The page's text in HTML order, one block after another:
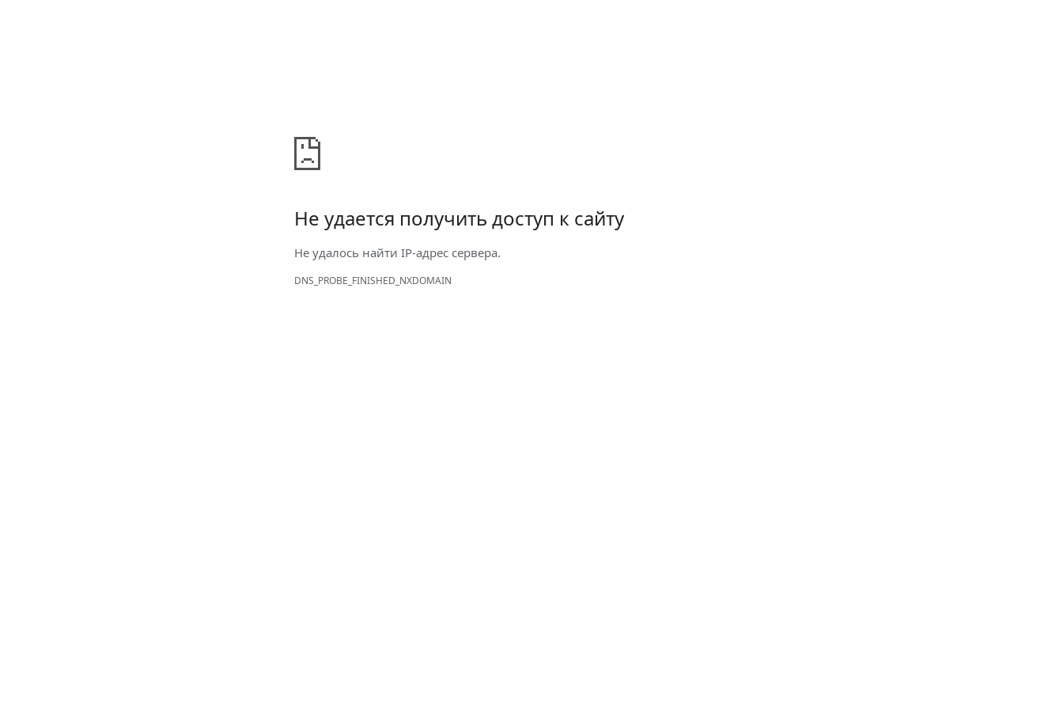
Не удается получить доступ к сайту
Не удалось найти IP-адрес сервера.
DNS_PROBE_FINISHED_NXDOMAIN